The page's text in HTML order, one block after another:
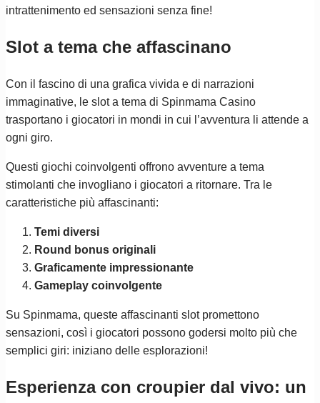
intrattenimento ed sensazioni senza fine!
Slot a tema che affascinano
Con il fascino di una grafica vivida e di narrazioni
immaginative, le slot a tema di Spinmama Casino
trasportano i giocatori in mondi in cui l’avventura li attende a
ogni giro.
Questi giochi coinvolgenti offrono avventure a tema
stimolanti che invogliano i giocatori a ritornare. Tra le
caratteristiche più affascinanti:
Temi diversi
Round bonus originali
Graficamente impressionante
Gameplay coinvolgente
Su Spinmama, queste affascinanti slot promettono
sensazioni, così i giocatori possono godersi molto più che
semplici giri: iniziano delle esplorazioni!
Esperienza con croupier dal vivo: un